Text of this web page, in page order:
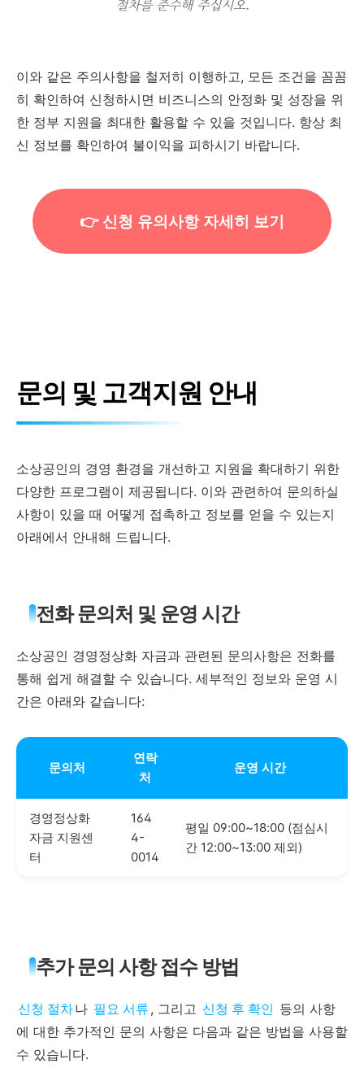
절차를 준수해 주십시오.
이와 같은 주의사항을 철저히 이행하고, 모든 조건을 꼼꼼
히 확인하여 신청하시면 비즈니스의 안정화 및 성장을 위
한 정부 지원을 최대한 활용할 수 있을 것입니다. 항상 최
신 정보를 확인하여 불이익을 피하시기 바랍니다.
👉 신청 유의사항 자세히 보기
문의 및 고객지원 안내
소상공인의 경영 환경을 개선하고 지원을 확대하기 위한
다양한 프로그램이 제공됩니다. 이와 관련하여 문의하실
사항이 있을 때 어떻게 접촉하고 정보를 얻을 수 있는지
아래에서 안내해 드립니다.
전화 문의처 및 운영 시간
소상공인 경영정상화 자금과 관련된 문의사항은 전화를
통해 쉽게 해결할 수 있습니다. 세부적인 정보와 운영 시
간은 아래와 같습니다:
문의처
연락
처
운영 시간
경영정상화
자금 지원센
터
164
4-
0014
평일 09:00~18:00 (점심시
간 12:00~13:00 제외)
추가 문의 사항 접수 방법
신청 절차나 필요 서류 , 그리고 신청 후 확인 등의 사항
에 대한 추가적인 문의 사항은 다음과 같은 방법을 사용할
수 있습니다.